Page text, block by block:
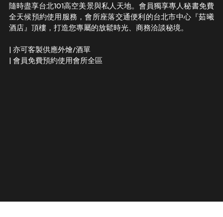
隨時盡享台北101高空美景與私人天地。會員獨享專人秘書免費
全天候預約使用服務，會所座落交通便利的台北市中心『茹曦
酒店』頂樓，打造您專屬的放鬆時光、商務洽談秘境。
| 亦可客製供應外燴/酒單
| 會員免費預約使用會所全區